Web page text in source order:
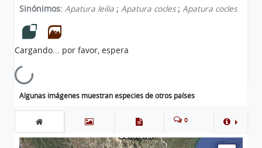
Sinónimos: Apatura leilia ; Apatura cocles ; Apatura cocles
Cargando... por favor, espera
Cargando...
Algunas imágenes muestran especies de otros países
0